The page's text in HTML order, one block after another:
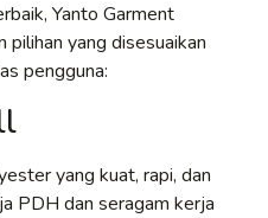
Yanto Garment
pilihan yang disesuaikan
pengguna:
yang kuat, rapi, dan
PDH dan seragam kerja